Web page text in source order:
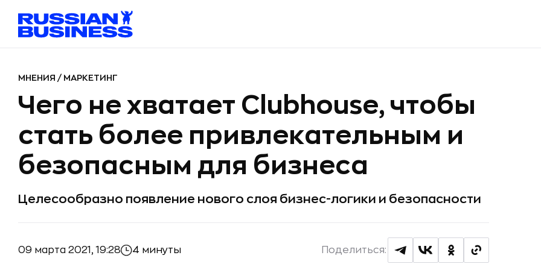
МНЕНИЯ / МАРКЕТИНГ
Чего не хватает Clubhouse, чтобы
стать более привлекательным и
безопасным для бизнеса
Целесообразно появление нового слоя бизнес-логики и безопасности
09 марта 2021, 19:28 4 минуты Поделиться: